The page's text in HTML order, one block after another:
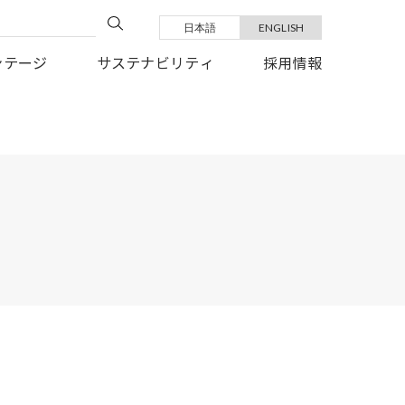
を、心よりお祈り申しあげます。
日本語 ENGLISH
ージ サステナビリティ 採用情報